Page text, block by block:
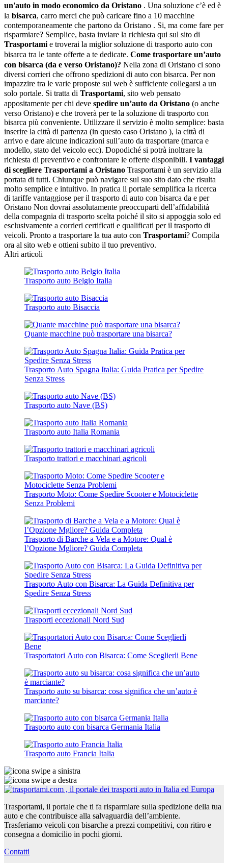
un'auto in modo economico da Oristano . Una soluzione c’è ed è
la bisarca, carro merci che può caricare fino a 10 macchine
contemporaneamente che partono da Oristano . Si, ma come fare per
risparmiare? Semplice, basta inviare la richiesta qui sul sito di
Trasportami e troverai la miglior soluzione di trasporto auto con
bisarca tra le tante offerte a te dedicate. Come trasportare un’auto
con bisarca (da e verso Oristano)? Nella zona di Oristano ci sono
diversi corrieri che offrono spedizioni di auto con bisarca. Per non
impazzire tra le varie proposte sul web è sufficiente collegarsi a un
solo portale. Si tratta di Trasportami, sito web pensato
appositamente per chi deve spedire un’auto da Oristano (o anche
verso Oristano) e che troverà per te la soluzione di trasporto con
bisarca più conveniente. Utilizzare il servizio è molto semplice: basta
inserire la città di partenza (in questo caso Oristano ), la città di
arrivo e dare alcune indicazioni sull’auto da trasportare (marca e
modello, stato del veicolo ecc). Dopodiché si potrà inoltrare la
richiesta di preventivo e confrontare le offerte disponibili. I vantaggi
di scegliere Trasportami a Oristano Trasportami è un servizio alla
portata di tutti. Chiunque può navigare sul suo sito dato che risulta
molto semplice e intuitivo. In pratica il portale semplifica la ricerca
di tariffe vantaggiose per il trasporto di auto con bisarca da e per
Oristano Non dovrai assolutamente preoccuparti dell’affidabilità
della compagnia di trasporto scelta poiché il sito si appoggia solo ed
esclusivamente a corrieri certificati e qualificati per il trasporto di
veicoli. Pronto a trasportare la tua auto con Trasportami? Compila
ora al sito web e ottieni subito il tuo preventivo.
Altri articoli
Trasporto auto Belgio Italia
Trasporto auto Bisaccia
Quante macchine può trasportare una bisarca?
Trasporto Auto Spagna Italia: Guida Pratica per Spedire
Senza Stress
Trasporto auto Nave (BS)
Trasporto auto Italia Romania
Trasporto trattori e macchinari agricoli
Trasporto Moto: Come Spedire Scooter e Motociclette
Senza Problemi
Trasporto di Barche a Vela e a Motore: Qual è
l’Opzione Mgliore? Guida Completa
Trasporto Auto con Bisarca: La Guida Definitiva per
Spedire Senza Stress
Trasporti eccezionali Nord Sud
Trasportatori Auto con Bisarca: Come Sceglierli Bene
Trasporto auto su bisarca: cosa significa che un’auto è
marciante?
Trasporto auto con bisarca Germania Italia
Trasporto auto Francia Italia
Trasportami, il portale che ti fa risparmiare sulla spedizione della tua
auto e che contribuisce alla salvaguardia dell’ambiente.
Trasferiamo veicoli con bisarche a prezzi competitivi, con ritiro e
consegna a domicilio in pochi giorni.
Contatti